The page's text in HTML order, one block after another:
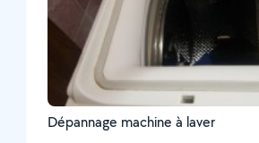
Dépannage machine à laver